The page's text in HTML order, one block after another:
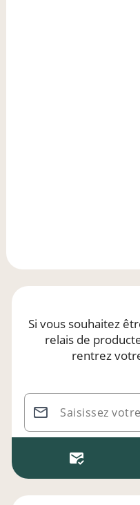
Si vous souhaitez
relais de
rentrez
Saisissez